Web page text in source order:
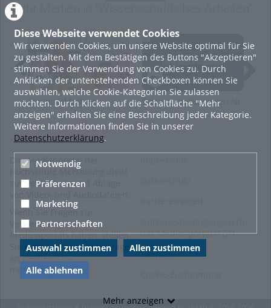
Diese Webseite verwendet Cookies
Wir verwenden Cookies, um unsere Website optimal für Sie
zu gestalten. Mit dem Bestätigen des Buttons "Akzeptieren"
stimmen Sie der Verwendung von Cookies zu. Durch
Anklicken der untenstehenden Checkboxen können Sie
auswählen, welche Cookie-Kategorien Sie zulassen
möchten. Durch Klicken auf die Schaltfläche "Mehr
anzeigen" erhalten Sie eine Beschreibung jeder Kategorie.
Weitere Informationen finden Sie in unserer
Datenschutzerklärung.
Notwendig
Präferenzen
Marketing
Partnerschaften
Auswahl zustimmen
Allen zustimmen
Alle ablehnen
Mehr anzeigen
Merseburg zu kommen, um Wissenschaft vor Ort zu erleben.
Deswegen fährt das INNOmobil seit 2020 mit
Gepäckdurch Sachsen-Anhalt.
www.hs-merseburg.de/innomobil
Tags:
innomobil
Kategorien: Allgemein,Lernen,
Soziale Arbeit.Medien.Kultur,
Wirtschaftswissenschaften
und
Informationswissenschaften
Ingenieur- und
Naturwissenschaften
Forschen,Schülercampus
Mehr Medien in "Wissenschaftliches Arbeiten"
EmanuelMathias-
AlexandraBrisch-
SubsystemOwner
Erfolgreich Studieren Nr.
05
Das Medienportal der
Hochschule Merseburg dient
zur Verwaltung und Ablage
Wenn Sie Fragen zur
Verwendung des
Medienportals haben, stellen
Sie bitte eine Supportanfrage
anmedien@hs-
merseburg.de.
das Medienportal (PDF)
Sitemap